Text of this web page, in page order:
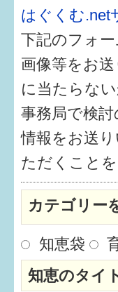
はぐくむ.net
下記のフォ
画像等をお
に当たらな
事務局で検討
情報をお送
ただくこと
カテゴリー
知恵袋
知恵のタイ
子どもを育て
もしもの
届出・手
健診・予防
仲間づくり
子どもを
入園・入学
相談したい
さまざま